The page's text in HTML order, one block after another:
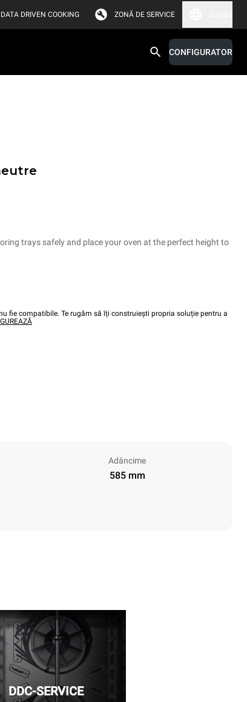
DATA DRIVEN COOKING ZONĂ DE SERVICE
CONFIGURATOR
trays safely and place your oven at the perfect height to
fie compatibile. Te rugăm să îți construiești propria soluție pentru a
Adâncime
585 mm
DDC-SERVICE